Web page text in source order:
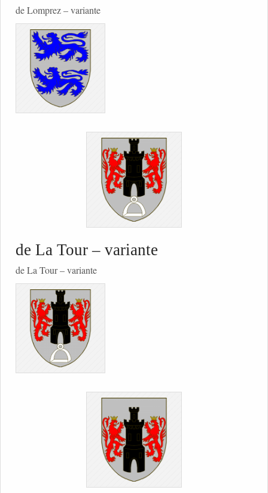
de Lomprez – variante
de La Tour – variante
de La Tour – variante